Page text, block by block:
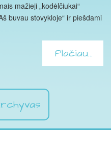
mažieji „kodėlčiukai“
buvau stovykloje“ ir piešdami
Plačiau...